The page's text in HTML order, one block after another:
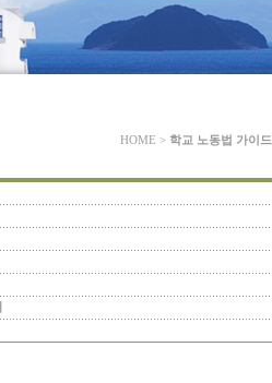
HOME > 학교 노동법 가이드